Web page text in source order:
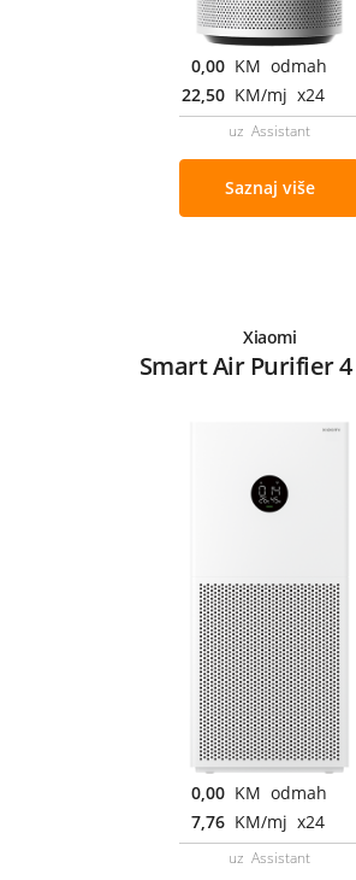
0,00 KM odmah
22,50 KM/mj x24
uz Assistant
Saznaj više
Xiaomi
Smart Air Purifier
0,00 KM odmah
7,76 KM/mj x24
uz Assistant